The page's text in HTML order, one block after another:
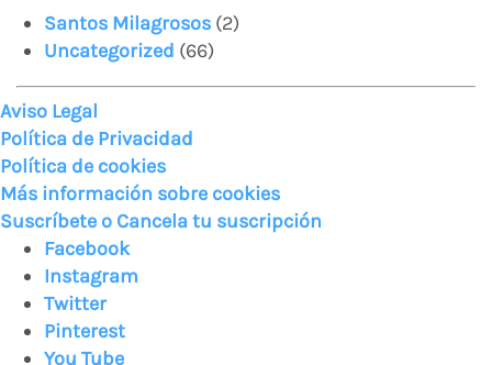
Santos Milagrosos (2)
Uncategorized (66)
Aviso Legal
Política de Privacidad
Política de cookies
Más información sobre cookies
Suscríbete o Cancela tu suscripción
Facebook
Instagram
Twitter
Pinterest
You Tube